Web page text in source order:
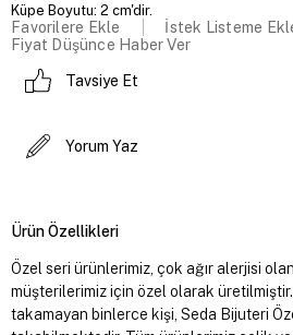
Küpe Boyutu: 2 cm'dir.
Favorilere Ekle
İstek Listeme
Fiyat Düşünce Haber Ver
Tavsiye Et
Yorum Yaz
Ürün Özellikleri
Özel seri ürünlerimiz, çok ağır alerjisi
müşterilerimiz için özel olarak
takamayan binlerce kişi, Seda Bijuteri